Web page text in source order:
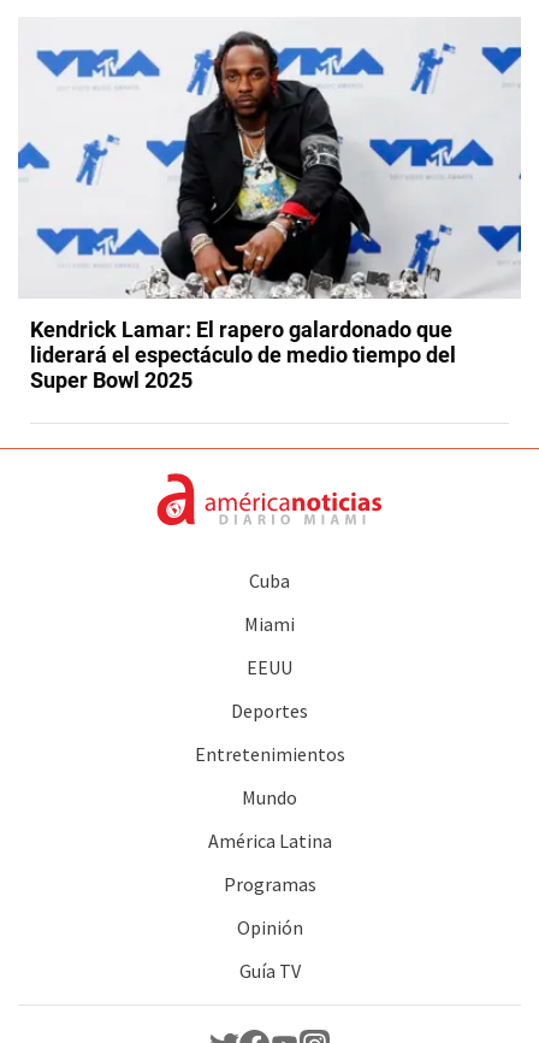
Kendrick Lamar: El rapero galardonado que
liderará el espectáculo de medio tiempo del
Super Bowl 2025
Cuba
Miami
EEUU
Deportes
Entretenimientos
Mundo
América Latina
Programas
Opinión
Guía TV